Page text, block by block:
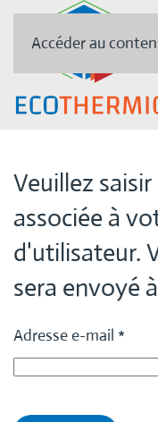
Accéder au
Veuillez
associée à
d'utilisateur.
sera envoyé
Adresse e-mail *